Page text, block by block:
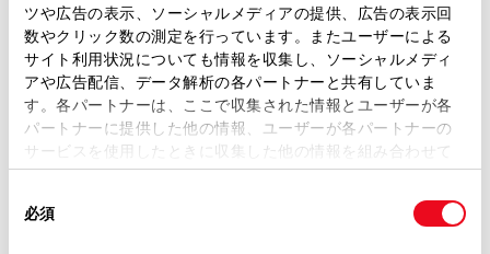
ツや広告の表示、ソーシャルメディアの提供、広告の表示回
数やクリック数の測定を行っています。またユーザーによる
サイト利用状況についても情報を収集し、ソーシャルメディ
アや広告配信、データ解析の各パートナーと共有していま
す。各パートナーは、ここで収集された情報とユーザーが各
パートナーに提供した他の情報、ユーザーが各パートナーの
サービスを使用したときに収集した他の情報を組み合わせて
使用することがあります。当ウェブサイトの使用を続行する
必須
パワステ
パワーウィンドウ
ABS